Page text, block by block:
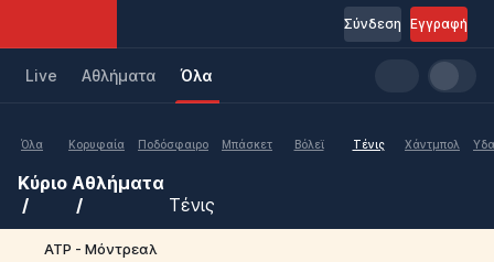
Εγγραφή
Σύνδεση
Live Aθλήματα Όλα
Όλα Κορυφαία Ποδόσφαιρο Μπάσκετ Βόλεϊ Τένις Χάντμπολ
Κύριο Αθλήματα
Τένις
ATP - Μόντρεαλ